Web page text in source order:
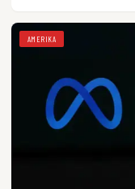
AMERIKA